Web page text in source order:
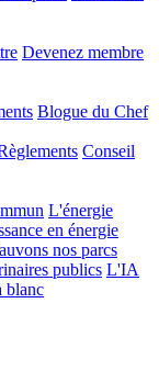
Devenez membre
Blogue du Chef
Conseil
L'énergie
en énergie
nos parcs
publics L'IA
blanc